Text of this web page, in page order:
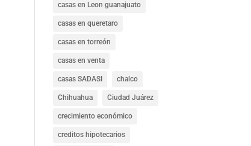
casas en Leon guanajuato
casas en queretaro
casas en torreón
casas en venta
casas SADASI chalco
Chihuahua Ciudad Juárez
crecimiento económico
creditos hipotecarios